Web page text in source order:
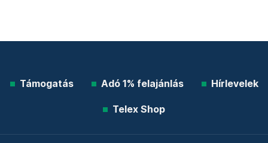
Támogatás Adó 1% felajánlás Hírlevelek
Telex Shop